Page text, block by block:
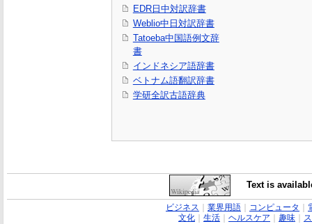
EDR日中対訳辞書
Weblio中日対訳辞書
Tatoeba中国語例文辞
書
インドネシア語辞書
ベトナム語翻訳辞書
学研全訳古語辞典
Text is
ビジネス 業界用語｜ コンピュータ
文化｜ 生活｜ ヘルスケア 趣味｜